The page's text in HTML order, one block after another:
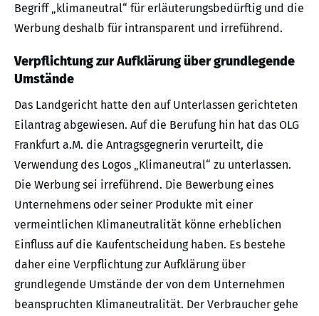
Begriff „klimaneutral“ für erläuterungsbedürftig und die
Werbung deshalb für intransparent und irreführend.
Verpflichtung zur Aufklärung über grundlegende
Umstände
Das Landgericht hatte den auf Unterlassen gerichteten
Eilantrag abgewiesen. Auf die Berufung hin hat das OLG
Frankfurt a.M. die Antragsgegnerin verurteilt, die
Verwendung des Logos „Klimaneutral“ zu unterlassen.
Die Werbung sei irreführend. Die Bewerbung eines
Unternehmens oder seiner Produkte mit einer
vermeintlichen Klimaneutralität könne erheblichen
Einfluss auf die Kaufentscheidung haben. Es bestehe
daher eine Verpflichtung zur Aufklärung über
grundlegende Umstände der von dem Unternehmen
beanspruchten Klimaneutralität. Der Verbraucher gehe